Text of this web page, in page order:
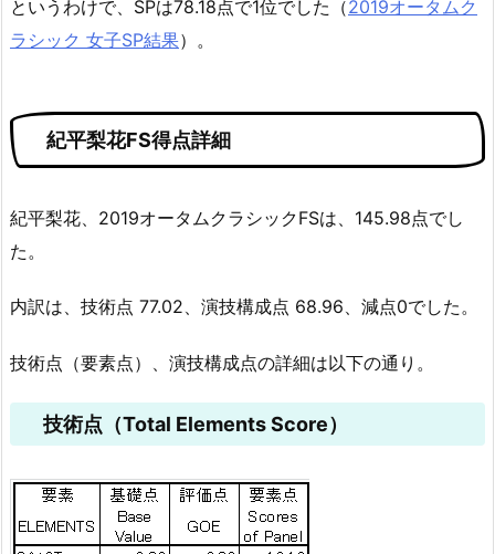
というわけで、SPは78.18点で1位でした（2019オータムク
ラシック 女子SP結果）。
紀平梨花FS得点詳細
紀平梨花、2019オータムクラシックFSは、145.98点でし
た。
内訳は、技術点 77.02、演技構成点 68.96、減点0でした。
技術点（要素点）、演技構成点の詳細は以下の通り。
技術点（Total Elements Score）